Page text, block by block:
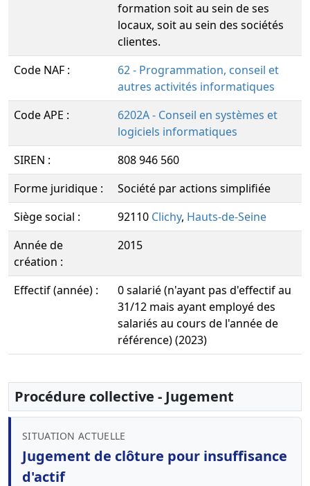
formation soit au sein de ses
locaux, soit au sein des sociétés
clientes.
Code NAF :
62 - Programmation, conseil et
autres activités informatiques
Code APE :
6202A - Conseil en systèmes et
logiciels informatiques
SIREN :
808 946 560
Forme juridique :
Société par actions simplifiée
Siège social :
92110 Clichy, Hauts-de-Seine
Année de
création :
2015
Effectif (année) :
0 salarié (n'ayant pas d'effectif au
31/12 mais ayant employé des
salariés au cours de l'année de
référence) (2023)
Procédure collective - Jugement
SITUATION ACTUELLE
Jugement de clôture pour insuffisance
d'actif